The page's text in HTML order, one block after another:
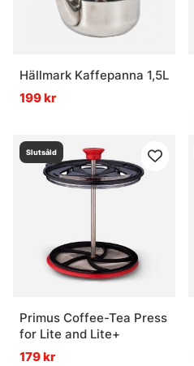
Hällmark Kaffepanna 1,5L
199 kr
Slutsåld
Primus Coffee-Tea Press
for Lite and Lite+
179 kr